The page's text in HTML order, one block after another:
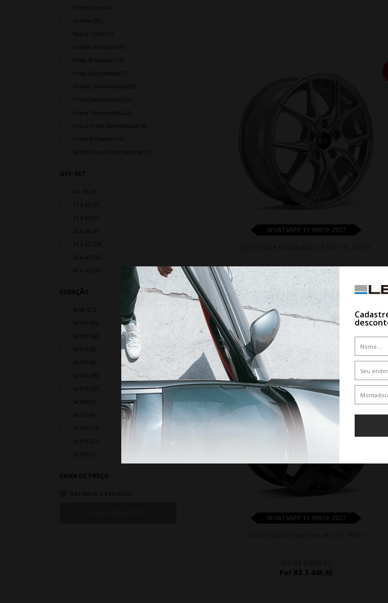
Preto Fosco (4)
Grafite (30)
Hyper Gloss (1)
Grafite Brilhante (9)
Prata Brilhante (16)
Prata Diamantada (7)
Grafite Diamantada (23)
Preta Diamantada (33)
Hyper Diamantada (2)
Fosco Preta Diamantada (4)
Preta Brilhante (19)
Grafite Fosco Diamantada (1)
OFF-SET
0 a 10 (7)
11 a 20 (3)
21 a 25 (1)
26 a 30 (8)
31 a 35 (24)
36 a 40 (50)
41 a 45 (20)
FURAÇÃO
4x98 (27)
4x100 (66)
4x108 (42)
4x114 (3)
4x130 (4)
5x100 (50)
5x105 (10)
5x108 (2)
5x110 (9)
5x112 (17)
5x114 (27)
5x205 (3)
FAIXA DE PREÇO
R$3.000,00 a R$4.000,00
WHATSAPP 11 99610-2927
De R$ 3.875,00
Por R$ 3.487,50
WHATSAPP 11 99610-2927
Por R$ 3.445,65